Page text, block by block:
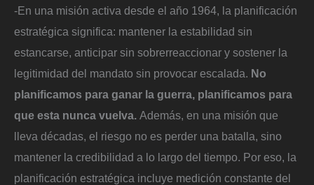
-En una misión activa desde el año 1964, la planificación
estratégica significa: mantener la estabilidad sin
estancarse, anticipar sin sobrerreaccionar y sostener la
legitimidad del mandato sin provocar escalada. No
planificamos para ganar la guerra, planificamos para
que esta nunca vuelva. Además, en una misión que
lleva décadas, el riesgo no es perder una batalla, sino
mantener la credibilidad a lo largo del tiempo. Por eso, la
planificación estratégica incluye medición constante del